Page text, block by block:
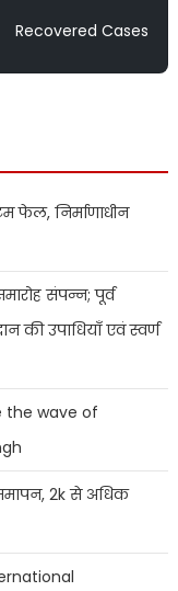
Recovered Cases
फेल, निर्माणाधीन
संपन्न; पूर्व
की उपाधियाँ एवं स्वर्ण
the wave of
2k से अधिक